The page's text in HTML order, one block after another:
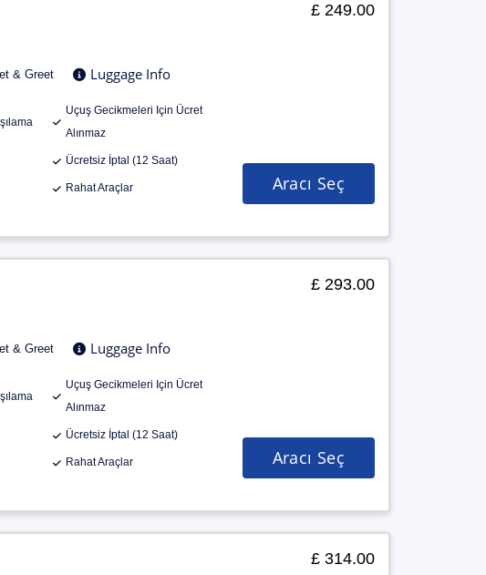
& Greet Luggage Info
Uçuş Gecikmeleri Için Ücret
Alınmaz
Ücretsiz İptal (12 Saat)
Rahat Araçlar
£ 249.00
Aracı Seç
& Greet Luggage Info
Uçuş Gecikmeleri Için Ücret
Alınmaz
Ücretsiz İptal (12 Saat)
Rahat Araçlar
£ 293.00
Aracı Seç
£ 314.00